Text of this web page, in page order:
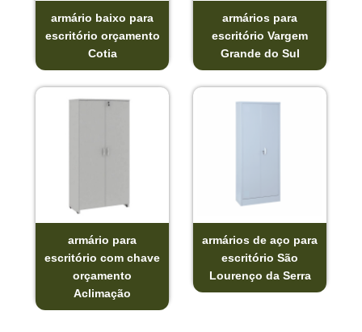
armário baixo para
escritório orçamento
Cotia
armários para
escritório Vargem
Grande do Sul
armário para
escritório com chave
orçamento
Aclimação
armários de aço para
escritório São
Lourenço da Serra